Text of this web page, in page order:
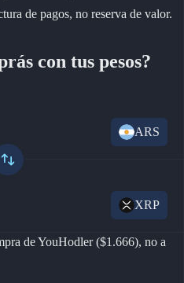
de pagos, no reserva de valor.
con tus pesos?
ARS
XRP
de YouHodler ($1.666), no a